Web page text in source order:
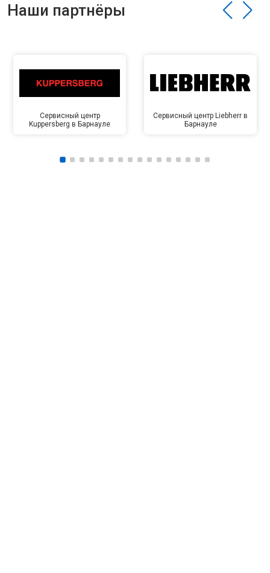
Наши партнёры
Сервисный центр
Kuppersberg в Барнауле
Сервисный центр Liebherr в
Барнауле